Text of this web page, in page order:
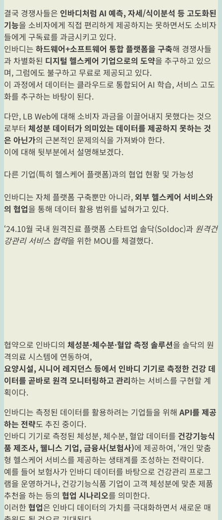
결국 경쟁사들은 인바디처럼 AI 예측, 자세/식이분석 등 고도화된
기능을 소비자에게 직접 편리하게 제공하지는 못하면서도 소비자
들에게 구독료를 과금시키고 있다.
인바디는 하드웨어+소프트웨어 통합 플랫폼을 구축해 경쟁사들
과 차별화된 디지털 헬스케어 기업으로의 도약을 추구하고 있으
며, 그럼에도 불구하고 무료로 제공되고 있다.
이 과정에서 데이터는 클라우드로 통합되어 AI 학습, 서비스 고도
화를 추구하는 바탕이 된다.
다만, LB Web에 대해 소비자 과금을 이끌어내지 못했다는 것으
로부터 체성분 데이터가 의미있는 데이터를 제공하지 못하는 것
은 아닌가의 근본적인 문제의식을 가져봐야 한다.
이에 대해 뒷부분에서 설명해보겠다.
다른 기업(특히 헬스케어 플랫폼)과의 협업 현황 및 가능성
인바디는 자체 플랫폼 구축뿐만 아니라,외부 헬스케어 서비스와
의 협업을 통해 데이터 활용 범위를 넓혀가고 있다.
‘24.10월 국내 원격진료 플랫폼 스타트업 솔닥(Soldoc)과 원격건
강관리 서비스 협력을 위한 MOU를 체결했다.
협약으로 인바디의 체성분·체수분·혈압 측정 솔루션을 솔닥의 원
격의료 시스템에 연동하여,
요양시설, 시니어 레지던스 등에서 인바디 기기로 측정한 건강 데
이터를 곧바로 원격 모니터링하고 관리하는 서비스를 구현할 계
획이다.
인바디는 측정된 데이터를 활용하려는 기업들을 위해 API를 제공
하는 전략도 추진 중이다.
인바디 기기로 측정된 체성분, 체수분, 혈압 데이터를 건강기능식
품 제조사, 웰니스 기업, 금융사(보험사)에 제공하여, ‘개인 맞춤
형 헬스케어 서비스를 제공하는 생태계를 조성하는 전략이다.
예를 들어 보험사가 인바디 데이터를 바탕으로 건강관리 프로그
램을 운영하거나, 건강기능식품 기업이 고객 체성분에 맞춘 제품
추천을 하는 등의 협업 시나리오를 의미한다.
이러한 협업은 인바디 데이터의 가치를 극대화하면서 새로운 매